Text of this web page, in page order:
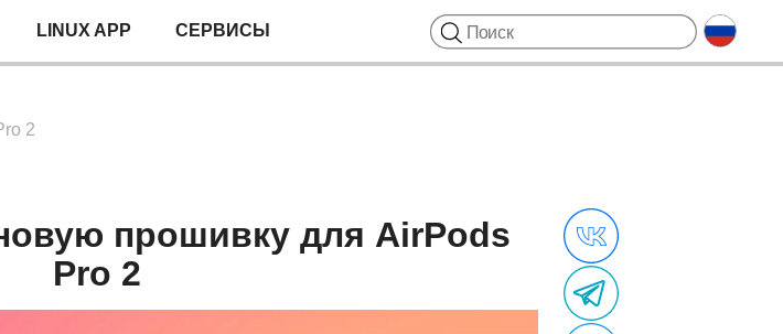
LINUX APP СЕРВИСЫ
2
прошивку для AirPods
Pro 2